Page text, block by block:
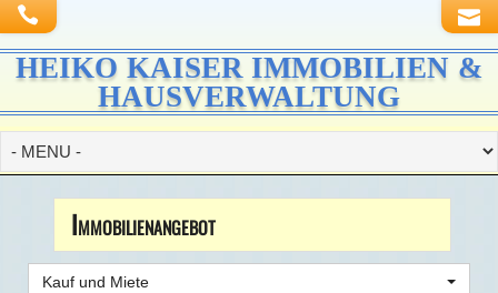
HEIKO KAISER IMMOBILIEN &
HAUSVERWALTUNG
Immobilien­angebot
Kauf und Miete